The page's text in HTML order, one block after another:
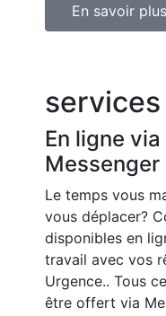
En savoir plus
services
En ligne
Messenger
Le temps vous
vous déplacer?
disponibles en
travail avec vos
Urgence.. Tous
être offert via